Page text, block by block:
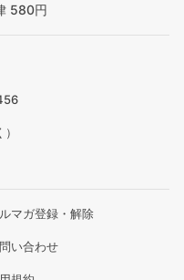
580円
マガ登録・解除
い合わせ